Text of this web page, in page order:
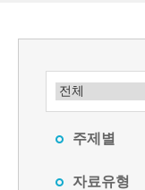
주제별
자료유형